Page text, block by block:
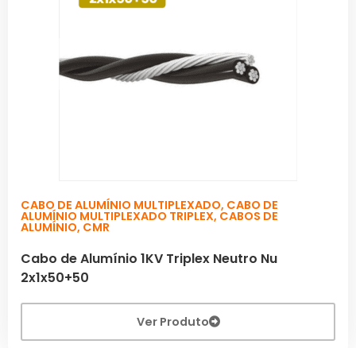
CABO DE ALUMÍNIO MULTIPLEXADO, CABO DE
ALUMÍNIO MULTIPLEXADO TRIPLEX, CABOS DE
ALUMÍNIO, CMR
Cabo de Alumínio 1KV Triplex Neutro Nu
2x1x50+50
Ver Produto